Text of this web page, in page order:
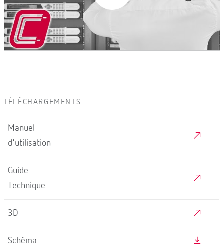
TÉLÉCHARGEMENTS
Manuel
d'utilisation
Guide
Technique
3D
Schéma